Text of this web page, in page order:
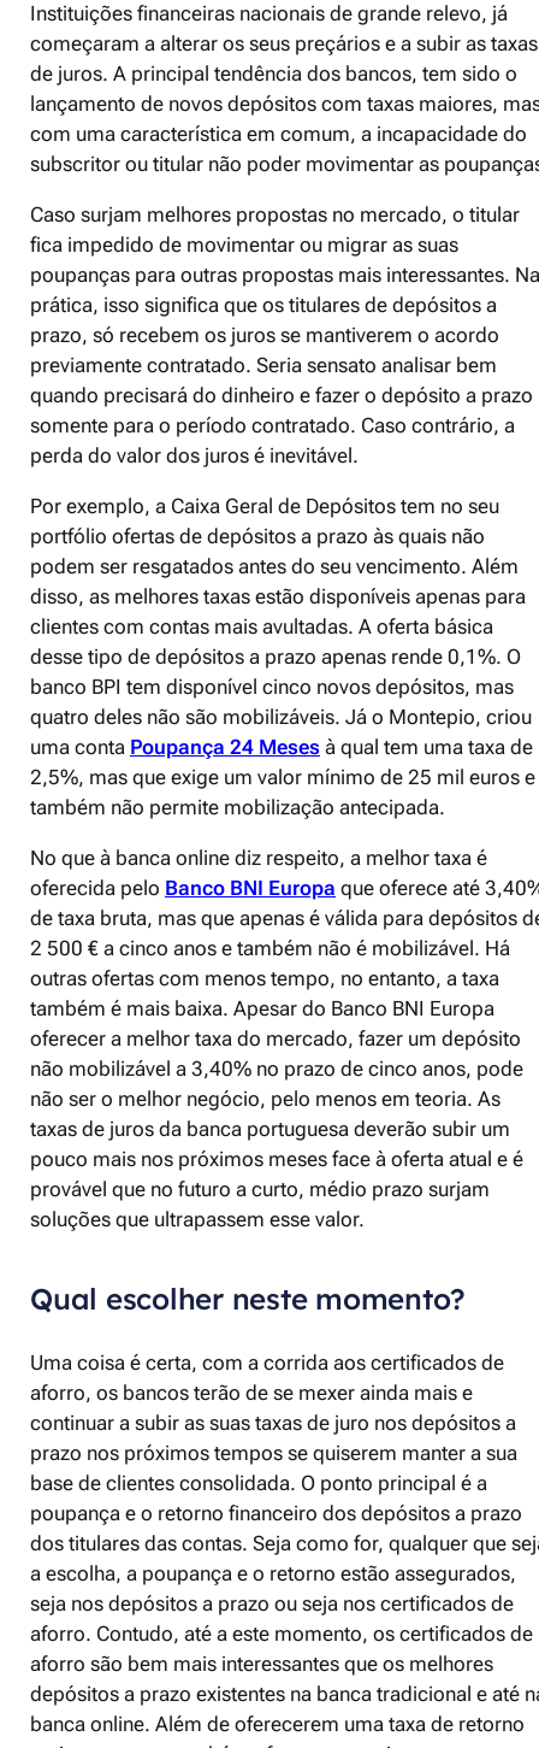
Instituições financeiras nacionais de grande relevo, já
começaram a alterar os seus preçários e a subir as taxas
de juros. A principal tendência dos bancos, tem sido o
lançamento de novos depósitos com taxas maiores,
com uma característica em comum, a incapacidade do
subscritor ou titular não poder movimentar as
Caso surjam melhores propostas no mercado, o titular
fica impedido de movimentar ou migrar as suas
poupanças para outras propostas mais interessantes. Na
prática, isso significa que os titulares de depósitos a
prazo, só recebem os juros se mantiverem o acordo
previamente contratado. Seria sensato analisar bem
quando precisará do dinheiro e fazer o depósito a prazo
somente para o período contratado. Caso contrário, a
perda do valor dos juros é inevitável.
Por exemplo, a Caixa Geral de Depósitos tem no seu
portfólio ofertas de depósitos a prazo às quais não
podem ser resgatados antes do seu vencimento. Além
disso, as melhores taxas estão disponíveis apenas para
clientes com contas mais avultadas. A oferta básica
desse tipo de depósitos a prazo apenas rende 0,1%. O
banco BPI tem disponível cinco novos depósitos, mas
quatro deles não são mobilizáveis. Já o Montepio, criou
uma conta Poupança 24 Meses à qual tem uma taxa de
2,5%, mas que exige um valor mínimo de 25 mil euros e
também não permite mobilização antecipada.
No que à banca online diz respeito, a melhor taxa é
oferecida pelo Banco BNI Europa que oferece até
de taxa bruta, mas que apenas é válida para depósitos
2 500 € a cinco anos e também não é mobilizável. Há
outras ofertas com menos tempo, no entanto, a taxa
também é mais baixa. Apesar do Banco BNI Europa
oferecer a melhor taxa do mercado, fazer um depósito
não mobilizável a 3,40% no prazo de cinco anos, pode
não ser o melhor negócio, pelo menos em teoria. As
taxas de juros da banca portuguesa deverão subir um
pouco mais nos próximos meses face à oferta atual e é
provável que no futuro a curto, médio prazo surjam
soluções que ultrapassem esse valor.
Qual escolher neste momento?
Uma coisa é certa, com a corrida aos certificados de
aforro, os bancos terão de se mexer ainda mais e
continuar a subir as suas taxas de juro nos depósitos a
prazo nos próximos tempos se quiserem manter a sua
base de clientes consolidada. O ponto principal é a
poupança e o retorno financeiro dos depósitos a prazo
dos titulares das contas. Seja como for, qualquer que
a escolha, a poupança e o retorno estão assegurados,
seja nos depósitos a prazo ou seja nos certificados de
aforro. Contudo, até a este momento, os certificados de
aforro são bem mais interessantes que os melhores
depósitos a prazo existentes na banca tradicional e até
banca online. Além de oferecerem uma taxa de retorno